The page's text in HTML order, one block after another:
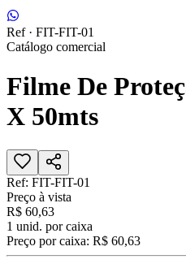
Ref · FIT-FIT-01
Catálogo comercial
Filme De
X 50mts
Ref: FIT-FIT-01
Preço à vista
R$ 60,63
1 unid. por caixa
Preço por caixa: R$ 60,63